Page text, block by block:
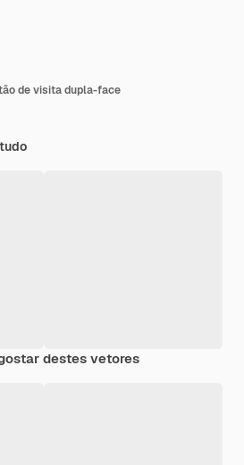
de visita dupla-face
destes vetores